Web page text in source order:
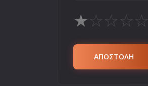
★☆☆☆☆
ΑΠΟΣΤΟΛΗ